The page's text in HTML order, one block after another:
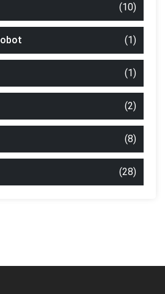
(10)
(1)
(1)
(2)
(8)
(28)